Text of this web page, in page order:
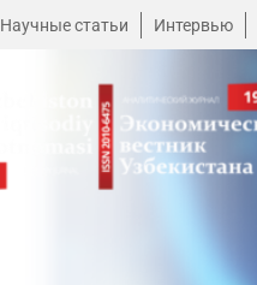
Научные статьи Интервью